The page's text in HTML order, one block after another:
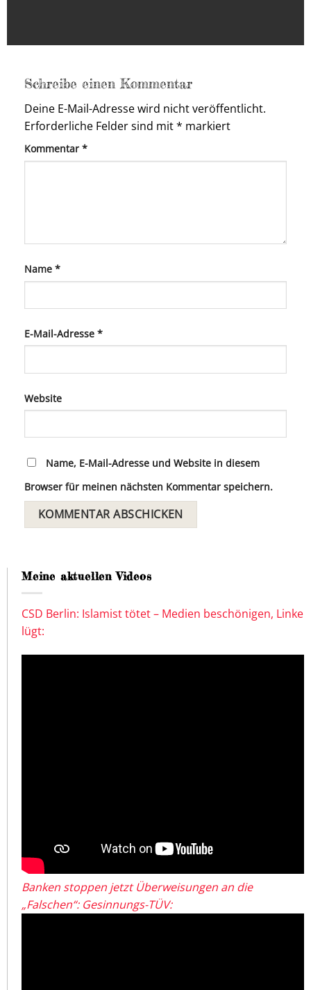
Schreibe einen Kommentar
Deine E-Mail-Adresse wird nicht veröffentlicht.
Erforderliche Felder sind mit* markiert
Kommentar *
Name *
E-Mail-Adresse *
Website
Name, E-Mail-Adresse und Website in diesem
Browser für meinen nächsten Kommentar speichern.
Meine aktuellen Videos
CSD Berlin: Islamist tötet – Medien beschönigen, Linke
lügt:
Banken stoppen jetzt Überweisungen an die
„Falschen“: Gesinnungs-TÜV: